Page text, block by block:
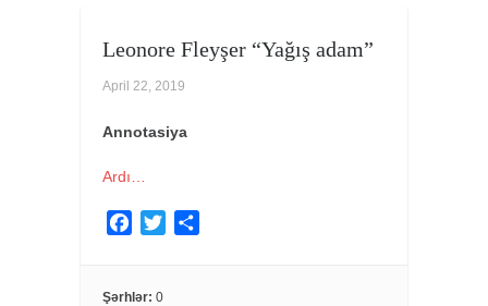
Leonore Fleyşer “Yağış adam”
April 22, 2019
Annotasiya
Ardı…
e
Şərhlər: 0